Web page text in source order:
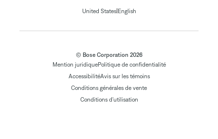
United States|English
© Bose Corporation 2026
Mention juridiquePolitique de confidentialité
AccessibilitéAvis sur les témoins
Conditions générales de vente
Conditions d'utilisation